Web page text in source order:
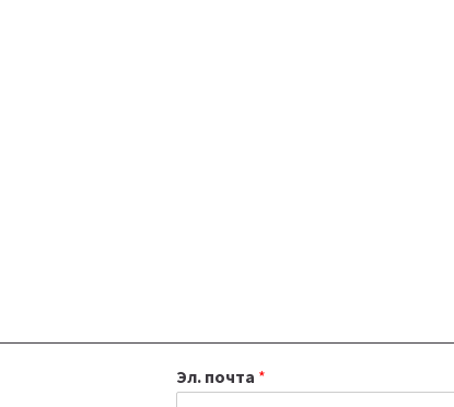
Эл. почта *